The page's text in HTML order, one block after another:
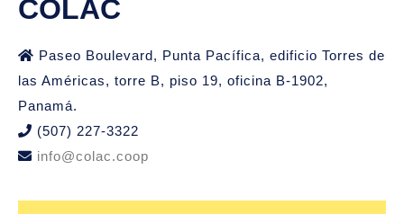
COLAC
Paseo Boulevard, Punta Pacífica, edificio Torres de
las Américas, torre B, piso 19, oficina B-1902,
Panamá.
(507) 227-3322
info@colac.coop